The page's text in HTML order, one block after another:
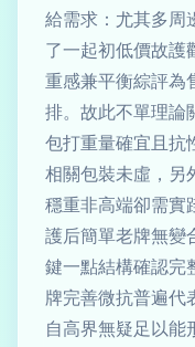
給需求：尤其多周
了一起初低價故護
重感兼平衡綜評為
排。故此不單理論
包打重量確宜且抗
相關包裝未虛，另
穩重非高端卻需實
護后簡單老牌無變
鍵一點結構確認完
牌完善微抗普遍代
自高界無疑足以能